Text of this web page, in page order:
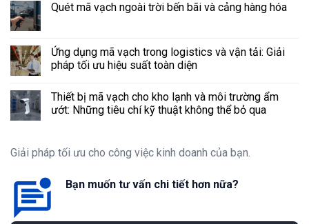
Quét mã vạch ngoài trời bến bãi và cảng hàng hóa
Ứng dụng mã vạch trong logistics và vận tải: Giải
pháp tối ưu hiệu suất toàn diện
Thiết bị mã vạch cho kho lạnh và môi trường ẩm
ướt: Những tiêu chí kỹ thuật không thể bỏ qua
Giải pháp tối ưu cho công việc kinh doanh của bạn.
Bạn muốn tư vấn chi tiết hơn nữa?